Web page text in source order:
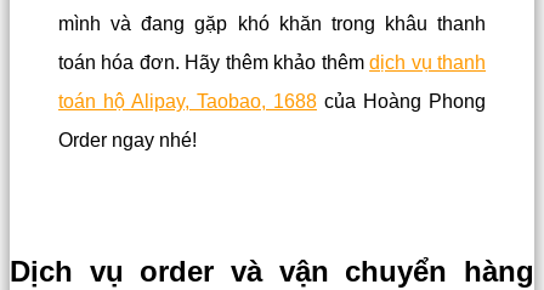
mình và đang gặp khó khăn trong khâu thanh
toán hóa đơn. Hãy thêm khảo thêmdịch vụ thanh
toán hộ Alipay, Taobao, 1688 của Hoàng Phong
Order ngay nhé!
Dịch vụ order và vận chuyển hàng